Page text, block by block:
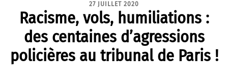
27 JUILLET 2020
Racisme, vols, humiliations :
des centaines d’agressions
policières au tribunal de Paris !